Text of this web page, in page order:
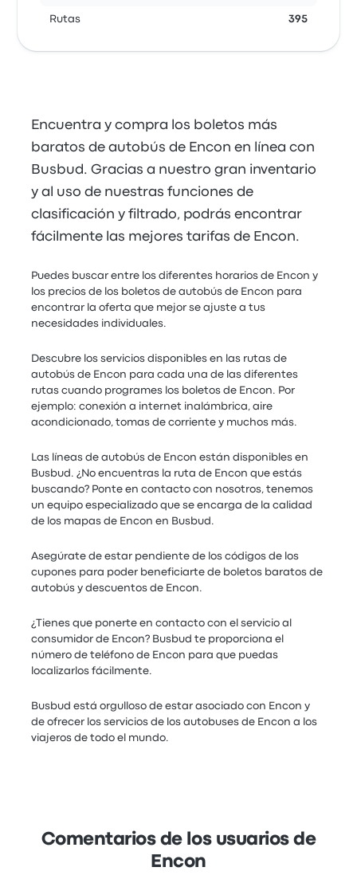
Rutas 395
Encuentra y compra los boletos más
baratos de autobús de Encon en línea con
Busbud. Gracias a nuestro gran inventario
y al uso de nuestras funciones de
clasificación y filtrado, podrás encontrar
fácilmente las mejores tarifas de Encon.
Puedes buscar entre los diferentes horarios de Encon y
los precios de los boletos de autobús de Encon para
encontrar la oferta que mejor se ajuste a tus
necesidades individuales.
Descubre los servicios disponibles en las rutas de
autobús de Encon para cada una de las diferentes
rutas cuando programes los boletos de Encon. Por
ejemplo: conexión a internet inalámbrica, aire
acondicionado, tomas de corriente y muchos más.
Las líneas de autobús de Encon están disponibles en
Busbud. ¿No encuentras la ruta de Encon que estás
buscando? Ponte en contacto con nosotros, tenemos
un equipo especializado que se encarga de la calidad
de los mapas de Encon en Busbud.
Asegúrate de estar pendiente de los códigos de los
cupones para poder beneficiarte de boletos baratos de
autobús y descuentos de Encon.
¿Tienes que ponerte en contacto con el servicio al
consumidor de Encon? Busbud te proporciona el
número de teléfono de Encon para que puedas
localizarlos fácilmente.
Busbud está orgulloso de estar asociado con Encon y
de ofrecer los servicios de los autobuses de Encon a los
viajeros de todo el mundo.
Comentarios de los usuarios de
Encon